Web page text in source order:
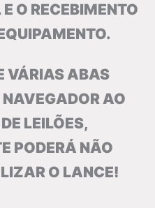
O RECEBIMENTO
VÁRIAS ABAS
AO
LEILÕES,
PODERÁ NÃO
O LANCE!